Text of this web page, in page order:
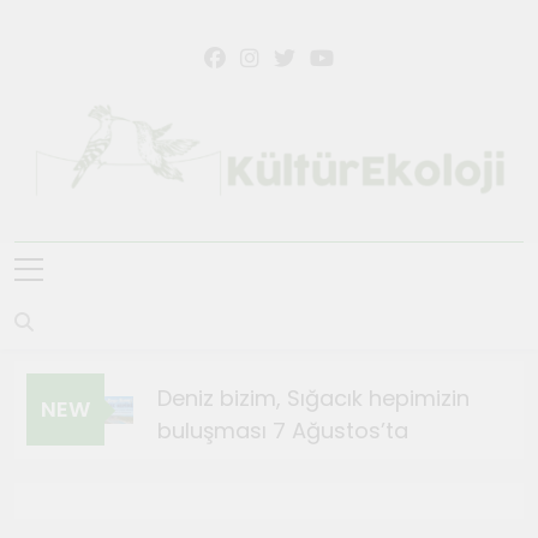
NEW
Deniz bizim, Sığacık hepimizin
buluşması 7 Ağustos’ta